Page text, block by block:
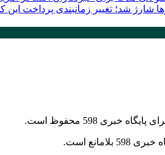
شارژ شد؛ تغییر زمانبندی پرداخت
خبری 598 محفوظ است.
است.